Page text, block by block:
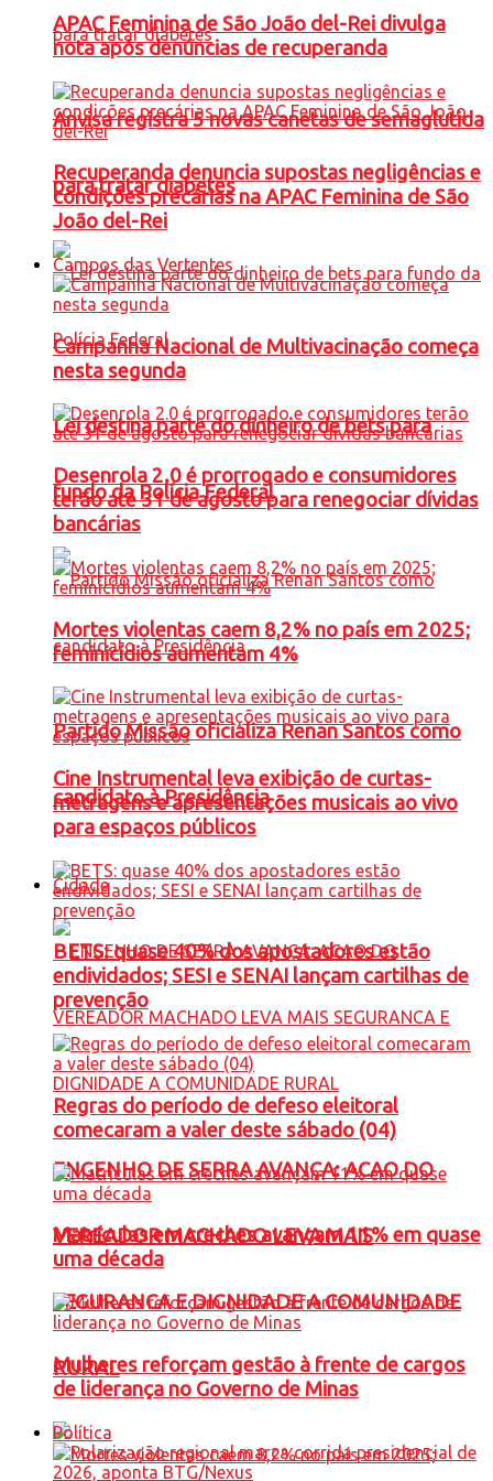
Anvisa registra 5 novas canetas de semaglutida
para tratar diabetes
Lei destina parte do dinheiro de bets para
fundo da Polícia Federal
Partido Missão oficializa Renan Santos como
candidato à Presidência
Cidade
ENGENHO DE SERRA AVANÇA: ACAO DO
VEREADOR MACHADO LEVA MAIS
SEGURANCA E DIGNIDADE A COMUNIDADE
RURAL
APAC Feminina de São João del-Rei divulga
nota após denúncias de recuperanda
Recuperanda denuncia supostas negligências e
condições precárias na APAC Feminina de São
João del-Rei
Campos das Vertentes
Campanha Nacional de Multivacinação começa
nesta segunda
Desenrola 2.0 é prorrogado e consumidores
terão até 31 de agosto para renegociar dívidas
bancárias
Mortes violentas caem 8,2% no país em 2025;
feminicídios aumentam 4%
Cine Instrumental leva exibição de curtas-
metragens e apresentações musicais ao vivo
para espaços públicos
BETS: quase 40% dos apostadores estão
endividados; SESI e SENAI lançam cartilhas de
prevenção
Regras do período de defeso eleitoral
comecaram a valer deste sábado (04)
Matrículas em creches avançam 11% em quase
uma década
Mulheres reforçam gestão à frente de cargos
de liderança no Governo de Minas
Política